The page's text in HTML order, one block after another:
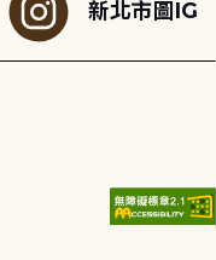
新北市圖IG